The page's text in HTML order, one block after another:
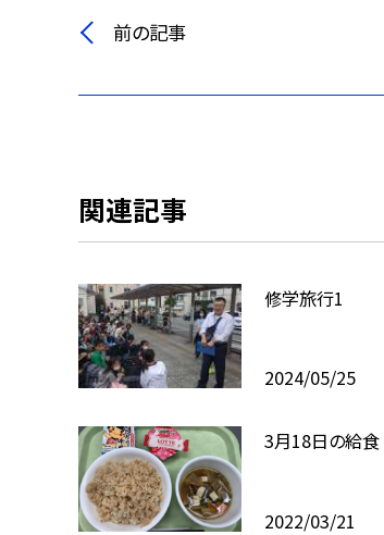
前の記事
関連記事
修学旅行1
2024/05/25
3月18日の給食
2022/03/21